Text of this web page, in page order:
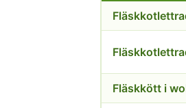
Fläskkött i